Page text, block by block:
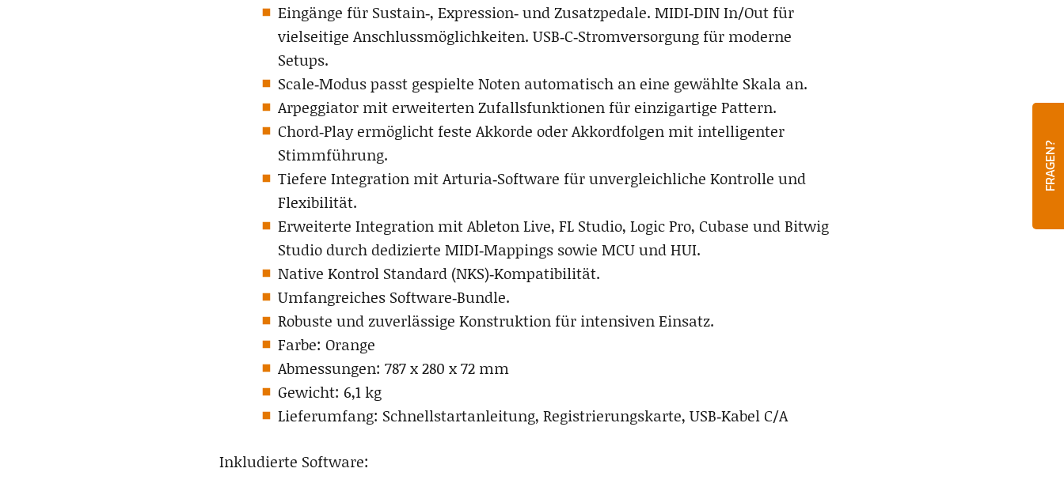
FRAGEN?
Eingänge für Sustain‑, Expression‑ und Zusatzpedale. MIDI‑DIN In/Out für
vielseitige Anschlussmöglichkeiten. USB‑C‑Stromversorgung für moderne
Setups.
Scale‑Modus passt gespielte Noten automatisch an eine gewählte Skala an.
Arpeggiator mit erweiterten Zufallsfunktionen für einzigartige Pattern.
Chord‑Play ermöglicht feste Akkorde oder Akkordfolgen mit intelligenter
Stimmführung.
Tiefere Integration mit Arturia‑Software für unvergleichliche Kontrolle und
Flexibilität.
Erweiterte Integration mit Ableton Live, FL Studio, Logic Pro, Cubase und Bitwig
Studio durch dedizierte MIDI‑Mappings sowie MCU und HUI.
Native Kontrol Standard (NKS)‑Kompatibilität.
Umfangreiches Software‑Bundle.
Robuste und zuverlässige Konstruktion für intensiven Einsatz.
Farbe: Orange
Abmessungen: 787 x 280 x 72 mm
Gewicht: 6,1 kg
Lieferumfang: Schnellstartanleitung, Registrierungskarte, USB‑Kabel C/A
Inkludierte Software: